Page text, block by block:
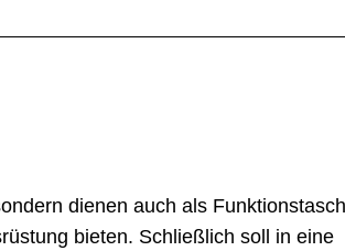
dienen auch als
bieten. Schließlich soll in eine